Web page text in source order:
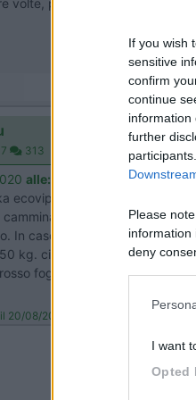
If you wish
sensitive
confirm
continue
information
further
Please
information
deny
I want
Opted
volte, più una volta per alzare
313
alle:
ecovip ho montato quelli
all'interno od in caso
In caso di terreno sconnesso
kg. circa... questo è da
foglio sul volante con
20/08/2020 alle 17:59:28